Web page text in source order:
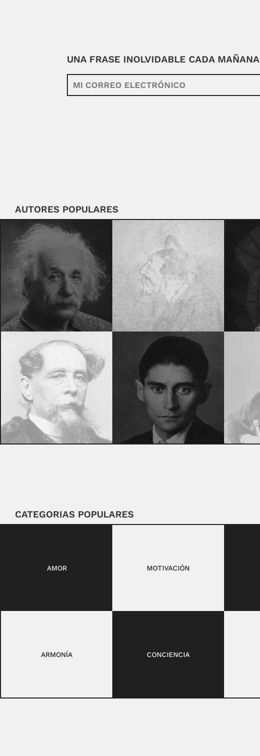
UNA FRASE INOLVIDABLE CADA MAÑANA
AUTORES POPULARES
CATEGORIAS POPULARES
AMOR MOTIVACIÓN
ARMONÍA CONCIENCIA